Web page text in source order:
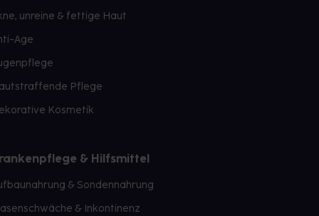
unreine & fettige Haut
Age
Pflege
Kosmetik
& Hilfsmittel
& Sondennahrung
& Inkontinenz